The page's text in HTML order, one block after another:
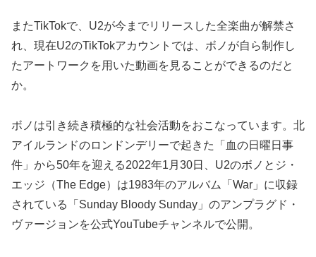
またTikTokで、U2が今までリリースした全楽曲が解禁さ
れ、現在U2のTikTokアカウントでは、ボノが自ら制作し
たアートワークを用いた動画を見ることができるのだと
か。
ボノは引き続き積極的な社会活動をおこなっています。北
アイルランドのロンドンデリーで起きた「血の日曜日事
件」から50年を迎える2022年1月30日、U2のボノとジ・
エッジ（The Edge）は1983年のアルバム「War」に収録
されている「Sunday Bloody Sunday」のアンプラグド・
ヴァージョンを公式YouTubeチャンネルで公開。